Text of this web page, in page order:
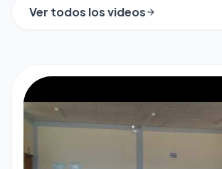
Ver todos los videos arrow_forward